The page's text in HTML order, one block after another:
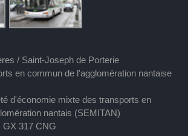
/ Saint-Joseph de Porterie
en commun de l'agglomération nantaise
d'économie mixte des transports en
nantais (SEMITAN)
GX 317 CNG